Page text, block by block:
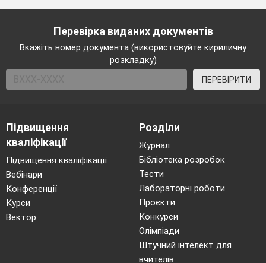
Перевірка виданих документів
Вкажіть номер документа (використовуйте кириличну
розкладку)
ПЕРЕВІРИТИ
Підвищення
кваліфікації
Підвищення кваліфікації
Вебінари
Конференції
Курси
Вектор
Розділи
Журнал
Бібліотека розробок
Тести
Лабораторні роботи
Проєкти
Конкурси
Олімпіади
Штучний інтелект для
вчителів